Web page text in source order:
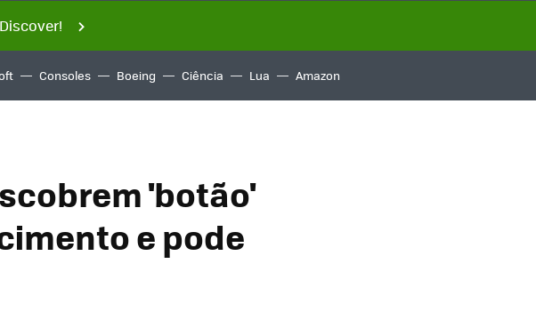
Consoles Boeing Ciência Lua Amazon
'botão'
e pode